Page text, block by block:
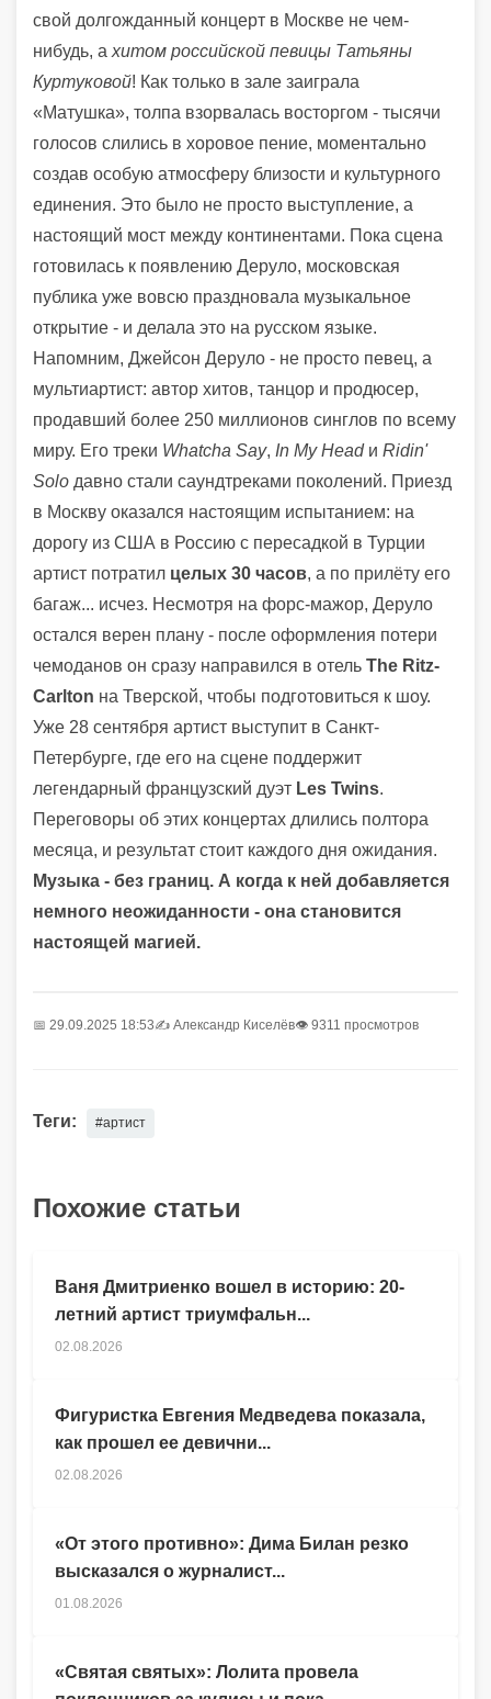
свой долгожданный концерт в Москве не чем-
нибудь, а хитом российской певицы Татьяны
Куртуковой! Как только в зале заиграла
«Матушка», толпа взорвалась восторгом - тысячи
голосов слились в хоровое пение, моментально
создав особую атмосферу близости и культурного
единения. Это было не просто выступление, а
настоящий мост между континентами. Пока сцена
готовилась к появлению Деруло, московская
публика уже вовсю праздновала музыкальное
открытие - и делала это на русском языке.
Напомним, Джейсон Деруло - не просто певец, а
мультиартист: автор хитов, танцор и продюсер,
продавший более 250 миллионов синглов по всему
миру. Его треки Whatcha Say, In My Headи Ridin'
Solo давно стали саундтреками поколений. Приезд
в Москву оказался настоящим испытанием: на
дорогу из США в Россию с пересадкой в Турции
артист потратил целых 30 часов, а по прилёту его
багаж... исчез. Несмотря на форс-мажор, Деруло
остался верен плану - после оформления потери
чемоданов он сразу направился в отель The Ritz-
Carlton на Тверской, чтобы подготовиться к шоу.
Уже 28 сентября артист выступит в Санкт-
Петербурге, где его на сцене поддержит
легендарный французский дуэт Les Twins.
Переговоры об этих концертах длились полтора
месяца, и результат стоит каждого дня ожидания.
Музыка - без границ. А когда к ней добавляется
немного неожиданности - она становится
настоящей магией.
📅 29.09.2025 18:53✍️ Александр Киселёв👁 9311 просмотров
Теги: #артист
Похожие статьи
Ваня Дмитриенко вошел в историю: 20-
летний артист триумфальн...
02.08.2026
Фигуристка Евгения Медведева показала,
как прошел ее девични...
02.08.2026
«От этого противно»: Дима Билан резко
высказался о журналист...
01.08.2026
«Святая святых»: Лолита провела